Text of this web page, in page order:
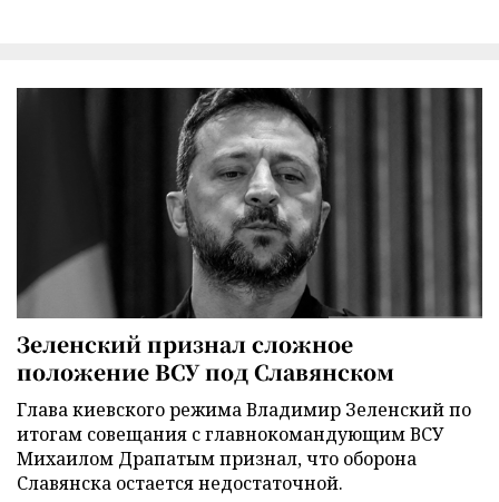
Зеленский признал сложное
положение ВСУ под Славянском
Глава киевского режима Владимир Зеленский по
итогам совещания с главнокомандующим ВСУ
Михаилом Драпатым признал, что оборона
Славянска остается недостаточной.